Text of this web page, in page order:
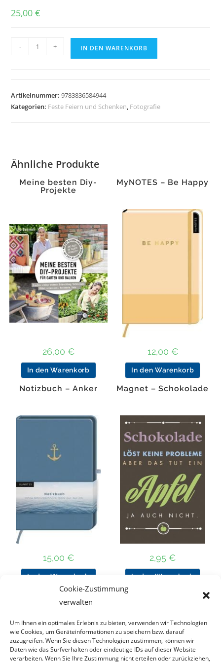
Cookie-Zustimmung
verwalten
Um Ihnen ein optimales Erlebnis zu bieten, verwenden wir Technologien
wie Cookies, um Geräteinformationen zu speichern bzw. darauf
zuzugreifen. Wenn Sie diesen Technologien zustimmen, können wir
Daten wie das Surfverhalten oder eindeutige IDs auf dieser Website
verarbeiten. Wenn Sie Ihre Zustimmung nicht erteilen oder zurückziehen,
25,00€
Schapiro.
Menge
- + IN DEN WARENKORB
Artikelnummer:9783836584944
Kategorien: Feste Feiern und Schenken, Fotografie
Ähnliche Produkte
Meine besten Diy-
Projekte
26,00 €
In den Warenkorb
MyNOTES – Be Happy
12,00 €
In den Warenkorb
Notizbuch – Anker
15,00 €
In den Warenkorb
Magnet – Schokolade
2,95 €
In den Warenkorb
Nach Preis filtern
Kategorie